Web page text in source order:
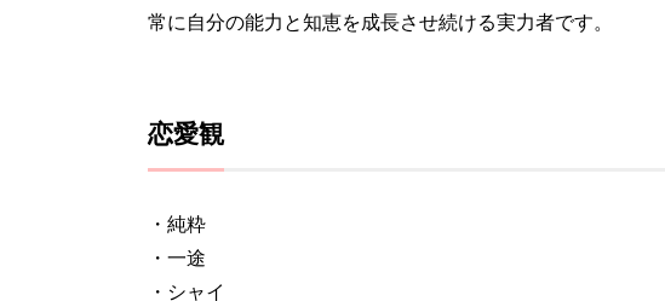
常に自分の能力と知恵を成長させ続ける実力者です。
恋愛観
・純粋
・一途
・シャイ